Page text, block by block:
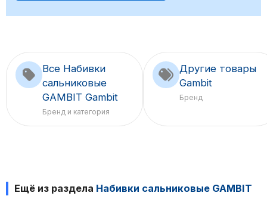
Все Набивки
сальниковые
GAMBIT Gambit
Бренд и категория
Другие товары
Gambit
Бренд
Ещё из раздела Набивки сальниковые GAMBIT